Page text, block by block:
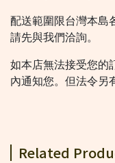
配送範圍限台灣本島
請先與我們洽詢。
如本店無法接受您的
內通知您。但法令另
Related